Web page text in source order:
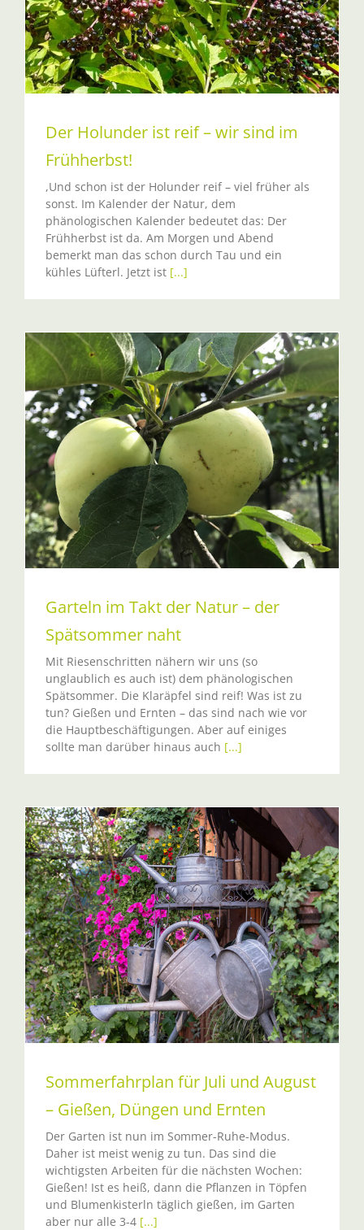
Der Holunder ist reif – wir sind im
Frühherbst!
,Und schon ist der Holunder reif – viel früher als
sonst. Im Kalender der Natur, dem
phänologischen Kalender bedeutet das: Der
Frühherbst ist da. Am Morgen und Abend
bemerkt man das schon durch Tau und ein
kühles Lüfterl. Jetzt ist [...]
Garteln im Takt der Natur – der
Spätsommer naht
Mit Riesenschritten nähern wir uns (so
unglaublich es auch ist) dem phänologischen
Spätsommer. Die Klaräpfel sind reif! Was ist zu
tun? Gießen und Ernten – das sind nach wie vor
die Hauptbeschäftigungen. Aber auf einiges
sollte man darüber hinaus auch [...]
Sommerfahrplan für Juli und August
– Gießen, Düngen und Ernten
Der Garten ist nun im Sommer-Ruhe-Modus.
Daher ist meist wenig zu tun. Das sind die
wichtigsten Arbeiten für die nächsten Wochen:
Gießen! Ist es heiß, dann die Pflanzen in Töpfen
und Blumenkisterln täglich gießen, im Garten
aber nur alle 3-4 [...]